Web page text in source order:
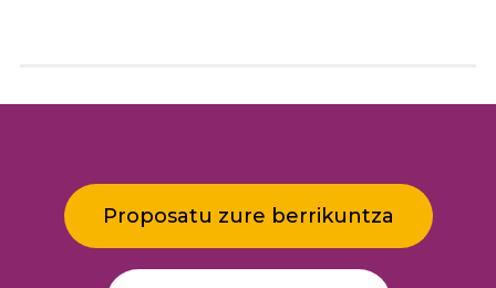
Proposatu zure berrikuntza